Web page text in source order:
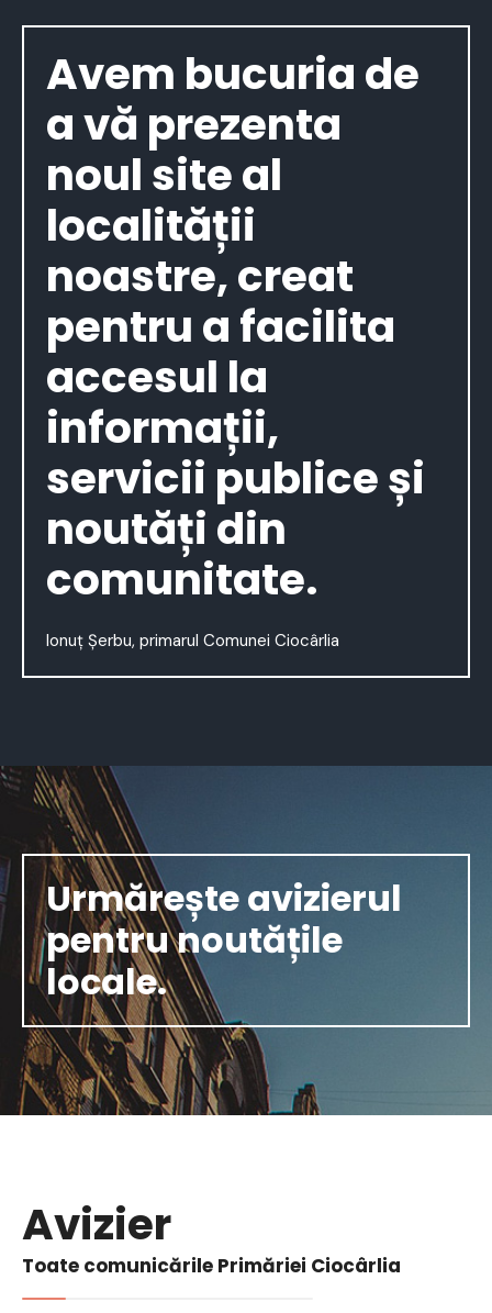
Avem bucuria de
a vă prezenta
noul site al
localității
noastre, creat
pentru a facilita
accesul la
informații,
servicii publice și
noutăți din
comunitate.
Ionuț Șerbu, primarul Comunei Ciocârlia
Urmărește avizierul
pentru noutățile
locale.
Avizier
Toate comunicările Primăriei Ciocârlia